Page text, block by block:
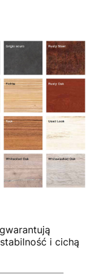
gwarantują
i cichą